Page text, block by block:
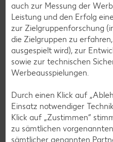
Bowle-Rezepte
Cocktail-Rezepte
Avocado-Rezepte
Erdbeer-Rezepte
Blaubeer-Rezepte
Bananen-Rezepte
auch zur Messung der
Leistung und den Erfolg
zur Zielgruppenforschung
die Zielgruppen zu
ausgespielt wird), zur
sowie zur technischen
Werbeausspielungen.
Durch einen Klick auf
Einsatz notwendiger
Klick auf „Zustimmen“
zu sämtlichen
sämtlicher genannten